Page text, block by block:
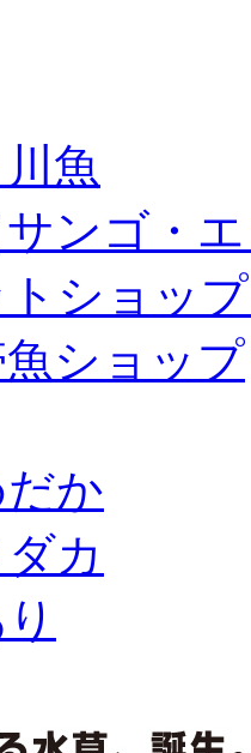
魚
ンゴ・
ショッ
ショップ
か
カ